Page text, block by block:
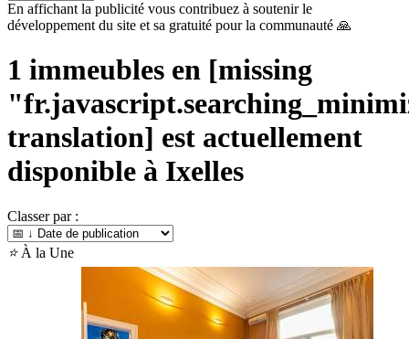
En affichant la publicité vous contribuez à soutenir le
développement du site et sa gratuité pour la communauté 🙏
1 immeubles en [missing
translation] est actuellement
disponible à Ixelles
Classer par :
⭐À la Une